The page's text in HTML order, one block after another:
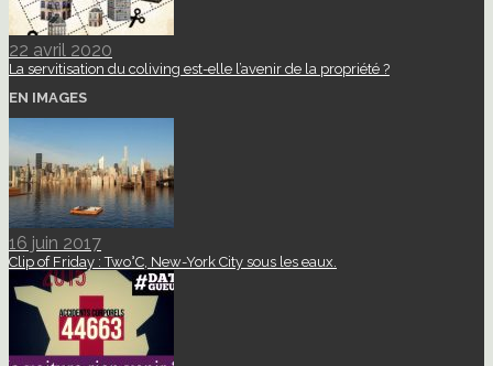
22 avril 2020
La servitisation du coliving est-elle l’avenir de la propriété ?
EN IMAGES
16 juin 2017
Clip of Friday : Two°C, New-York City sous les eaux.